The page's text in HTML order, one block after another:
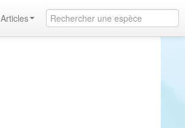
Articles